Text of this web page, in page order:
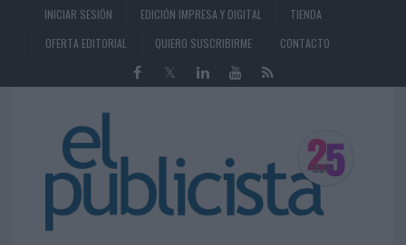
INICIAR SESIÓN EDICIÓN IMPRESA Y DIGITAL
TIENDA
OFERTA EDITORIAL
QUIERO SUSCRIBIRME CONTACTO